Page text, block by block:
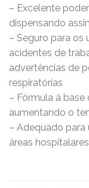
– Excelente
dispensando
– Seguro para os
acidentes de
advertências de
respiratórias
– Fórmula à base
aumentando o
– Adequado
áreas